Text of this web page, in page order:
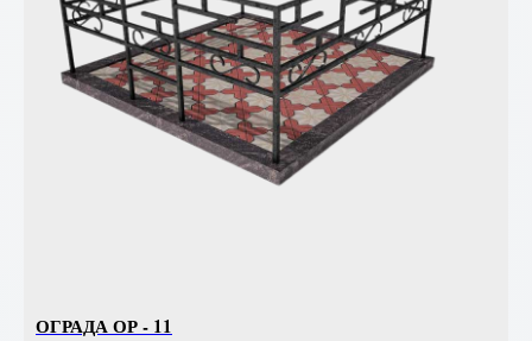
ОГРАДА ОР - 11